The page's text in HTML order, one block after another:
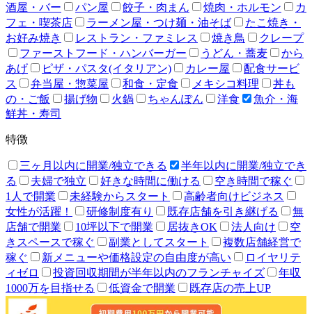
酒屋・バー
パン屋 餃子・肉まん 焼肉・ホルモン
カ
フェ・喫茶店
ラーメン屋・つけ麺・油そば
たこ焼き・
お好み焼き
レストラン・ファミレス 焼き鳥
クレープ
ファーストフード・ハンバーガー
うどん・蕎麦
から
あげ
ピザ・パスタ(イタリアン) カレー屋
配食サービ
ス
弁当屋・惣菜屋 和食・定食 メキシコ料理
丼も
の・ご飯
揚げ物 火鍋 ちゃんぽん 洋食
魚介・海
鮮丼・寿司
特徴
三ヶ月以内に開業/独立できる
半年以内に開業/独立でき
る
夫婦で独立 好きな時間に働ける
空き時間で稼ぐ
1人で開業
未経験からスタート
高齢者向けビジネス
女性が活躍！
研修制度有り 既存店舗を引き継げる
無
店舗で開業
10坪以下で開業 居抜きOK 法人向け
空
きスペースで稼ぐ
副業としてスタート
複数店舗経営で
稼ぐ
新メニューや価格設定の自由度が高い
ロイヤリテ
ィゼロ
投資回収期間が半年以内のフランチャイズ
年収
1000万を目指せる
低資金で開業 既存店の売上UP